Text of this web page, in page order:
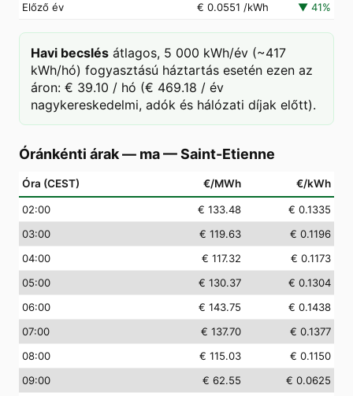
Előző év
€ 0.0551 /kWh ▼ 41%
Havi becslés átlagos, 5 000 kWh/év (~417
kWh/hó) fogyasztású háztartás esetén ezen az
áron: € 39.10 / hó (€ 469.18 / év
nagykereskedelmi, adók és hálózati díjak előtt).
Óránkénti árak — ma—Saint-Etienne
Óra (CEST) €/MWh €/kWh
02:00 € 133.48
€ 0.1335
03:00 € 119.63
€ 0.1196
04:00 € 117.32
€ 0.1173
05:00 € 130.37
€ 0.1304
06:00 € 143.75
€ 0.1438
07:00 € 137.70
€ 0.1377
08:00 € 115.03
€ 0.1150
09:00 € 62.55
€ 0.0625